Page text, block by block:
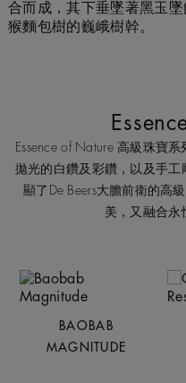
合而成，其下垂墜著黑玉
猴麵包樹的巍峨樹幹。
Essence of Nature 高級珠寶
拋光的白鑽及彩鑽，以及手
顯了De Beers大膽前衛的高
美，又融合永
BAOBAB
MAGNITUDE